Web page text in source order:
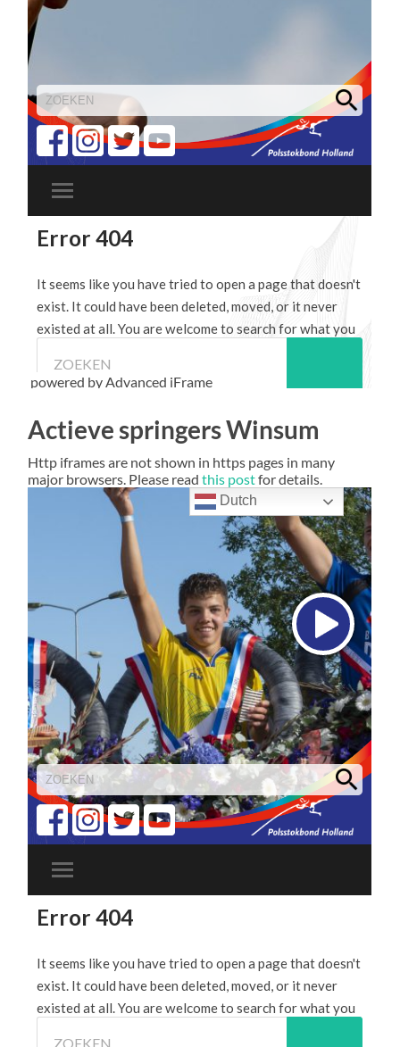
powered by Advanced iFrame
Actieve springers Winsum
Http iframes are not shown in https pages in many
major browsers. Please readthis postfor details.